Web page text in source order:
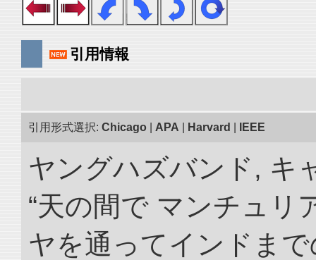
引用情報
引用形式選択: Chicago APA Harvard IEEE
ヤングハズバンド, キ
“天の間で マンチュリ
ヤを通ってインドま